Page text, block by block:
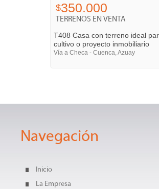
$350.000
TERRENOS EN VENTA
T408 Casa con terreno ideal
cultivo o proyecto inmobiliario
Vía a Checa - Cuenca, Azuay
Navegación
Inicio
La Empresa